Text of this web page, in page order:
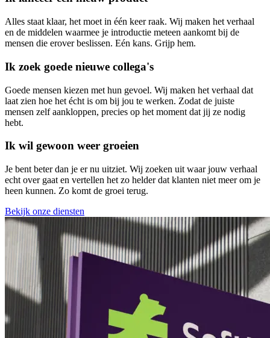
Alles staat klaar, het moet in één keer raak. Wij maken het verhaal
en de middelen waarmee je introductie meteen aankomt bij de
mensen die erover beslissen. Eén kans. Grijp hem.
Ik zoek goede nieuwe collega's
Goede mensen kiezen met hun gevoel. Wij maken het verhaal dat
laat zien hoe het écht is om bij jou te werken. Zodat de juiste
mensen zelf aankloppen, precies op het moment dat jij ze nodig
hebt.
Ik wil gewoon weer groeien
Je bent beter dan je er nu uitziet. Wij zoeken uit waar jouw verhaal
echt over gaat en vertellen het zo helder dat klanten niet meer om je
heen kunnen. Zo komt de groei terug.
Bekijk onze diensten